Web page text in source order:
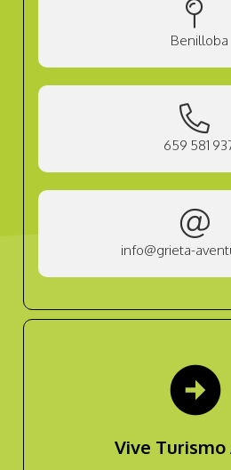
Benilloba
659 581
info@grieta-
arrow_circle_right
Vive